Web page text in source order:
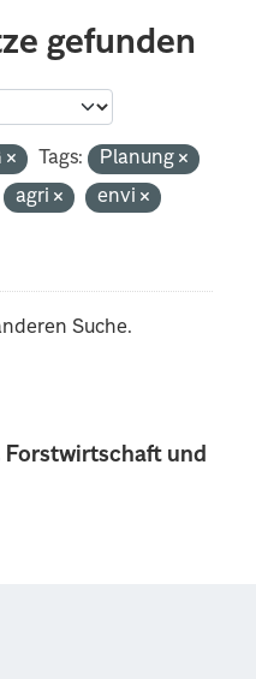
und
gefunden
Tags:
Planung
agri envi
Suche.